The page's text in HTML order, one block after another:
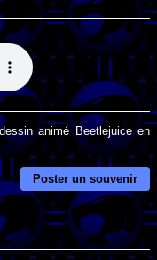
animé Beetlejuice en
Poster un souvenir